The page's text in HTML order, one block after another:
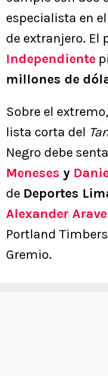
especialista en
de extranjero. El
Independiente
millones de
Sobre el
lista corta del
Negro debe
Meneses y
de Deportes
Alexander
Portland
Gremio.